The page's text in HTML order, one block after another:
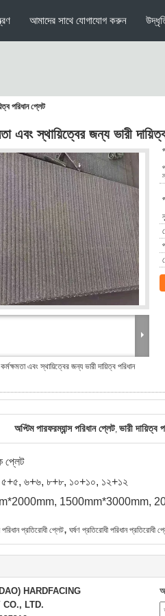
আমাদের সাথে যোগাযোগ করুন
পরিধান প্লেট
এবং স্থায়িত্বের জন্য ভারী
এবং স্থায়িত্বের জন্য ভারী দায়িত্ব পরিধান
অপ্টিম পারফরম্যান্স পরিধান প্লেট, ভারী দায়িত্ব
প্লেট
৫+৫, ৬+৬, ৮+৮, ১০+১০, ১২+১২
1500mm*3000mm,
প্রতিরোধী প্লেট, ঘর্ষণ প্রতিরোধী পরিধান প্রতিরোধী
HARDFACING
CO., LTD.